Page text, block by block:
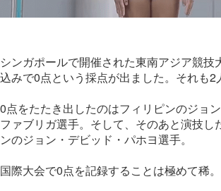
シンガポールで開催された東南アジア競技
込みで0点という採点が出ました。それも2
0点をたたき出したのはフィリピンのジョ
ファブリガ選手。そして、そのあと演技し
ンのジョン・デビッド・パホヨ選手。
国際大会で0点を記録することは極めて稀。